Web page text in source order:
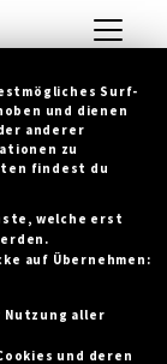
Surf-
und dienen
anderer
zu
findest du
welche erst
auf Übernehmen:
Nutzung aller
und deren